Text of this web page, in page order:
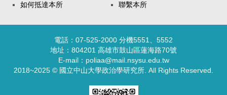
如何抵達本所
聯繫本所
電話：07-525-2000 分機5551、5552
地址：804201 高雄市鼓山區蓮海路70號
E-mail：poliaa@mail.nsysu.edu.tw
2018~2025 © 國立中山大學政治學研究所. All Rights Reserved.